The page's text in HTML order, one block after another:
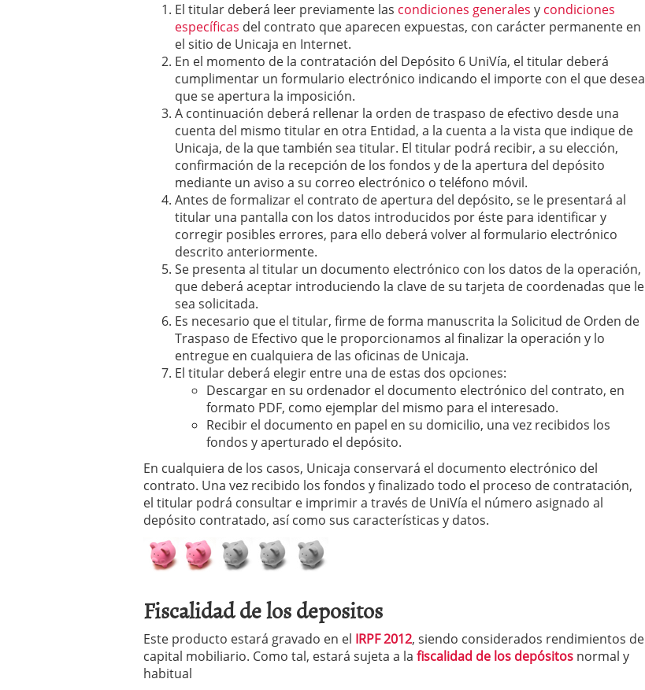
El titular deberá leer previamente las condiciones generales y condiciones
específicas del contrato que aparecen expuestas, con carácter permanente en
el sitio de Unicaja en Internet.
En el momento de la contratación del Depósito 6 UniVía, el titular deberá
cumplimentar un formulario electrónico indicando el importe con el que desea
que se apertura la imposición.
A continuación deberá rellenar la orden de traspaso de efectivo desde una
cuenta del mismo titular en otra Entidad, a la cuenta a la vista que indique de
Unicaja, de la que también sea titular. El titular podrá recibir, a su elección,
confirmación de la recepción de los fondos y de la apertura del depósito
mediante un aviso a su correo electrónico o teléfono móvil.
Antes de formalizar el contrato de apertura del depósito, se le presentará al
titular una pantalla con los datos introducidos por éste para identificar y
corregir posibles errores, para ello deberá volver al formulario electrónico
descrito anteriormente.
Se presenta al titular un documento electrónico con los datos de la operación,
que deberá aceptar introduciendo la clave de su tarjeta de coordenadas que le
sea solicitada.
Es necesario que el titular, firme de forma manuscrita la Solicitud de Orden de
Traspaso de Efectivo que le proporcionamos al finalizar la operación y lo
entregue en cualquiera de las oficinas de Unicaja.
El titular deberá elegir entre una de estas dos opciones:
Descargar en su ordenador el documento electrónico del contrato, en
formato PDF, como ejemplar del mismo para el interesado.
Recibir el documento en papel en su domicilio, una vez recibidos los
fondos y aperturado el depósito.
En cualquiera de los casos, Unicaja conservará el documento electrónico del
contrato. Una vez recibido los fondos y finalizado todo el proceso de contratación,
el titular podrá consultar e imprimir a través de UniVía el número asignado al
depósito contratado, así como sus características y datos.
Fiscalidad de los depositos
Este producto estará gravado en el IRPF 2012, siendo considerados rendimientos de
capital mobiliario. Como tal, estará sujeta a la fiscalidad de los depósitos normal y
habitual